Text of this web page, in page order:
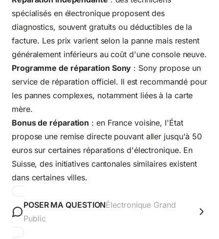
spécialisés en électronique proposent des
diagnostics, souvent gratuits ou déductibles de la
facture. Les prix varient selon la panne mais restent
généralement inférieurs au coût d'une console neuve.
Programme de réparation Sony : Sony propose un
service de réparation officiel. Il est recommandé pour
les pannes complexes, notamment liées à la carte
mère.
Bonus de réparation : en France voisine, l'État
propose une remise directe pouvant aller jusqu'à 50
euros sur certaines réparations d'électronique. En
Suisse, des initiatives cantonales similaires existent
dans certaines villes.
POSER MA QUESTIONÉlectronique Grand
Public